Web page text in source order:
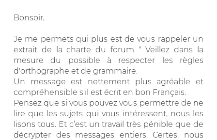
Bonsoir,
Je me permets qui plus est de vous rappeler un
extrait de la charte du forum " Veillez dans la
mesure du possible à respecter les règles
d'orthographe et de grammaire.
Un message est nettement plus agréable et
compréhensible s'il est écrit en bon Français.
Pensez que si vous pouvez vous permettre de ne
lire que les sujets qui vous intéressent, nous les
lisons tous. Et c’est un travail très pénible que de
décrypter des messages entiers. Certes, nous